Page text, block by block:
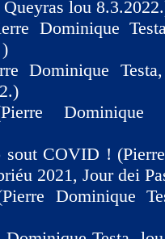
Queyras lou
Dominique
Dominique
Dominique
sout COVID !
2021, Jour dei
Dominique